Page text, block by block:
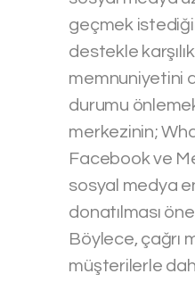
geçmek
destekle
memnuniyetini
durumu
merkezinin;
Facebook ve
sosyal medya
donatılması
Böylece, çağrı
müşterilerle